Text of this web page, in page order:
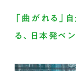
「曲がれる」
る、日本発ベ